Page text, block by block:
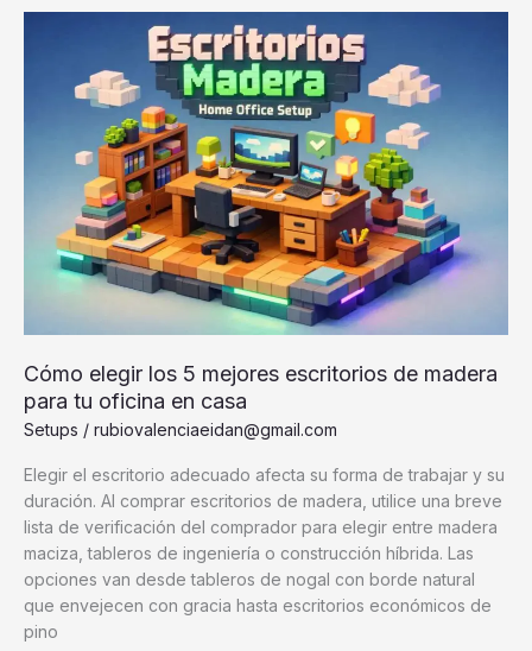
Jugadores
Cómo elegir los 5 mejores escritorios de madera
para tu oficina en casa
Setups / rubiovalenciaeidan@gmail.com
Elegir el escritorio adecuado afecta su forma de trabajar y su
duración. Al comprar escritorios de madera, utilice una breve
lista de verificación del comprador para elegir entre madera
maciza, tableros de ingeniería o construcción híbrida. Las
opciones van desde tableros de nogal con borde natural
que envejecen con gracia hasta escritorios económicos de
pino